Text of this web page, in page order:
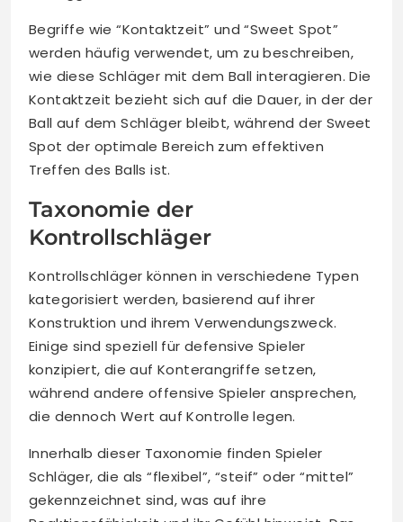
Begriffe wie “Kontaktzeit” und “Sweet Spot”
werden häufig verwendet, um zu beschreiben,
wie diese Schläger mit dem Ball interagieren. Die
Kontaktzeit bezieht sich auf die Dauer, in der der
Ball auf dem Schläger bleibt, während der Sweet
Spot der optimale Bereich zum effektiven
Treffen des Balls ist.
Taxonomie der
Kontrollschläger
Kontrollschläger können in verschiedene Typen
kategorisiert werden, basierend auf ihrer
Konstruktion und ihrem Verwendungszweck.
Einige sind speziell für defensive Spieler
konzipiert, die auf Konterangriffe setzen,
während andere offensive Spieler ansprechen,
die dennoch Wert auf Kontrolle legen.
Innerhalb dieser Taxonomie finden Spieler
Schläger, die als “flexibel”, “steif” oder “mittel”
gekennzeichnet sind, was auf ihre